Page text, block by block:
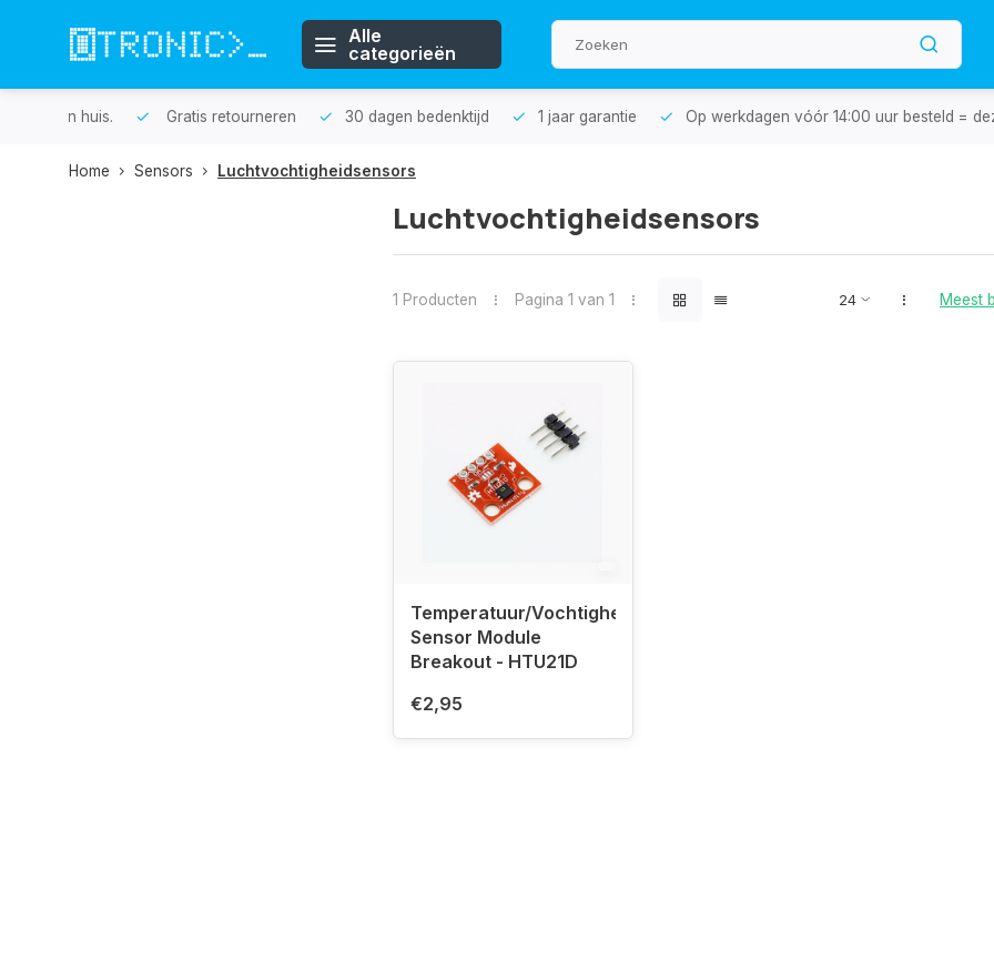
Alle
categorieën
Gratis retourneren 30 dagen bedenktijd 1 jaar garantie Op werkdagen vóór 14:00 uur besteld = dezelfde
Home Sensors Luchtvochtigheidsensors
Luchtvochtigheidsensors
1 Producten Pagina 1 van 1 Meest
Temperatuur/Vochtigheid
Sensor Module
Breakout - HTU21D
€2,95